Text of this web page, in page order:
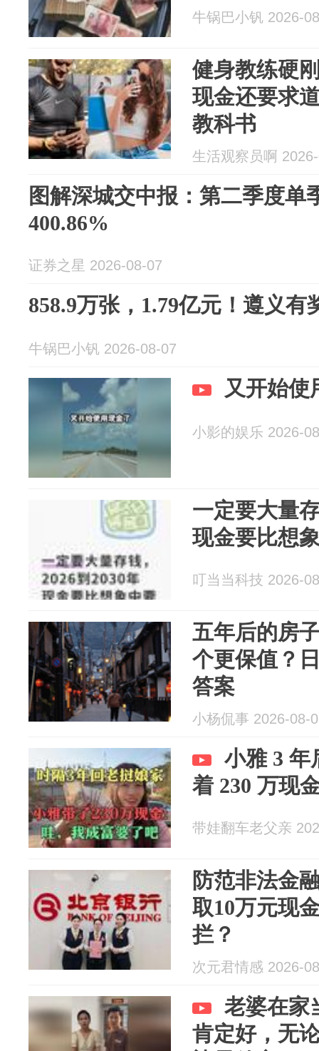
牛锅巴小钒 2026-
健身教练硬
现金还要求
教科书
生活观察员啊
图解深城交中报：第二季度单
400.86%
证券之星 2026-08-07
858.9万张，1.79亿元！遵义有
牛锅巴小钒 2026-08-07
又开始使
小影的娱乐 2026-
一定要大量
现金要比想
叮当当科技 2026-
五年后的房
个更保值？
答案
小杨侃事 2026-08-
小雅 3 年
着 230 万现
带娃翻车老父亲
防范非法金
取10万元现
拦？
次元君情感 2026-
老婆在家
肯定好，无